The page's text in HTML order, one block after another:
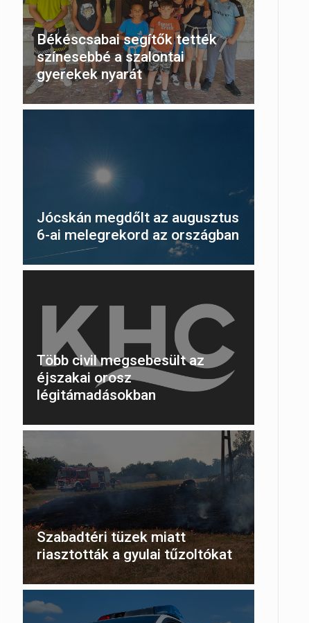
Békéscsabai segítők tették
színesebbé a szalontai
gyerekek nyarát
Jócskán megdőlt az augusztus
6-ai melegrekord az országban
Több civil megsebesült az
éjszakai orosz
légitámadásokban
Szabadtéri tüzek miatt
riasztották a gyulai tűzoltókat